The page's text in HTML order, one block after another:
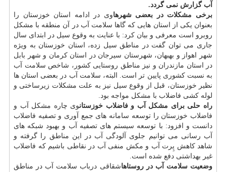
آب گزارش نمی گردد.
برخی مشكلات در بعضی شهرهاوی در ادامه استان خوزستان را
بعنوان یكی از استان هایی كه گاها سلامت آب در آن منطقه با مشكل
روبرو است معرفی و بیان كرد: با عنایت به وقوع سیل در ابتدای سال
جاری می توان گفت در مناطق سیل زده، استان خوزستان به ویژه
شهر اهواز و بهبهان، شهرستان سیرجان در استان كرمان و شهر بابل
در استان مازندران و نیز مناطق روستایی كشور، شاخص سلامت آب
به نسبت كشوری پایین تر است. البته، سلامت آب در بعضی استان ها
نظیر خوزستان، قبل از وقوع سیل نیز به علت مشكلات زیرساختی و
لوله كشی فاضلاب با مشكل مواجه بود.
راه حلی برای مشكل آب و فاضلاب خوزستانوی چاره مشكل آب و
فاضلاب خوزستان را توسعه سامانه های جمع آوری و تصفیه فاضلاب
دانست و افزود: با توسعه سیستم های تصفیه آب و بهبود شبكه های
آب رسانی می توانیم جلوی آلودگی آب در این مناطق را گرفته و
شاهد كاهش پِرت آب و مكش منفی آب در نقاطی باشیم كه فاضلاب
غیر بهداشتی دفع شده است.
وضعیت سلامت آب در روستاهاشقاقی درباب سلامت آب در مناطق